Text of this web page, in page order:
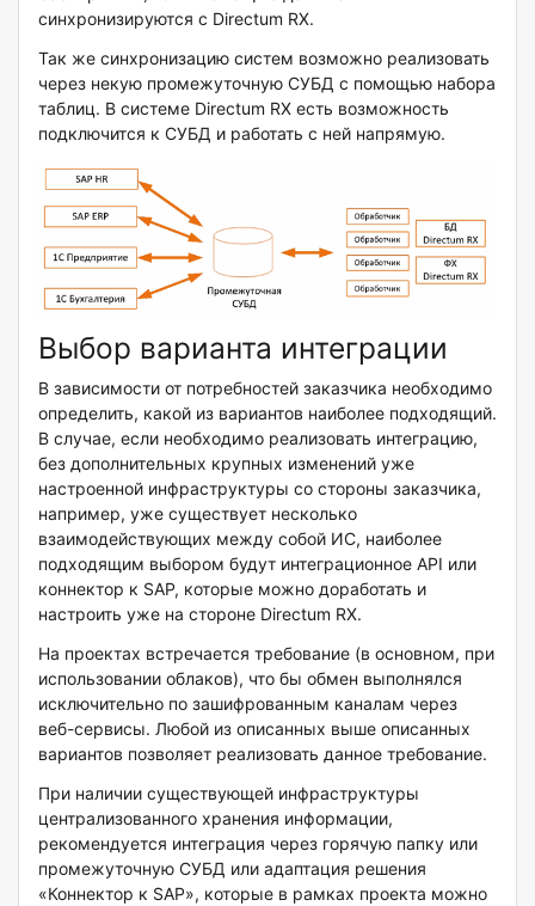
синхронизируются с Directum RX.
Так же синхронизацию систем возможно реализовать
через некую промежуточную СУБД с помощью набора
таблиц. В системе Directum RX есть возможность
подключится к СУБД и работать с ней напрямую.
Выбор варианта интеграции
В зависимости от потребностей заказчика необходимо
определить, какой из вариантов наиболее подходящий.
В случае, если необходимо реализовать интеграцию,
без дополнительных крупных изменений уже
настроенной инфраструктуры со стороны заказчика,
например, уже существует несколько
взаимодействующих между собой ИС, наиболее
подходящим выбором будут интеграционное API или
коннектор к SAP, которые можно доработать и
настроить уже на стороне Directum RX.
На проектах встречается требование (в основном, при
использовании облаков), что бы обмен выполнялся
исключительно по зашифрованным каналам через
веб-сервисы. Любой из описанных выше описанных
вариантов позволяет реализовать данное требование.
При наличии существующей инфраструктуры
централизованного хранения информации,
рекомендуется интеграция через горячую папку или
промежуточную СУБД или адаптация решения
«Коннектор к SAP», которые в рамках проекта можно